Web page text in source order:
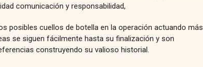
comunicación y responsabilidad,
posibles cuellos de botella en la operación actuando más
se siguen fácilmente hasta su finalización y son
construyendo su valioso historial.